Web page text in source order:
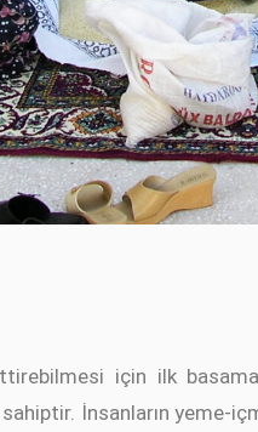
için ilk
İnsanların yeme-